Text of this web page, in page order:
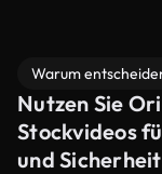
Warum
Nutzen Sie
Stockvideos
und